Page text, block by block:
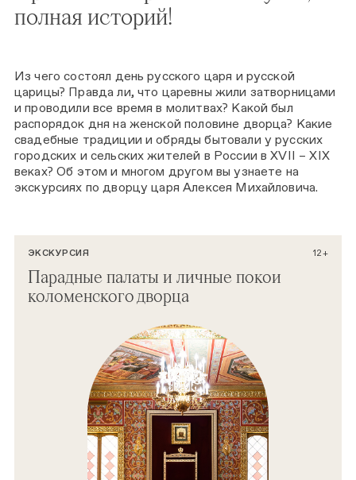
полная историй!
Из чего состоял день русского царя и русской
царицы? Правда ли, что царевны жили затворницами
и проводили все время в молитвах? Какой был
распорядок дня на женской половине дворца? Какие
свадебные традиции и обряды бытовали у русских
городских и сельских жителей в России в XVII – XIX
веках? Об этом и многом другом вы узнаете на
экскурсиях по дворцу царя Алексея Михайловича.
ЭКСКУРСИЯ 12+
Парадные палаты и личные покои
коломенского дворца